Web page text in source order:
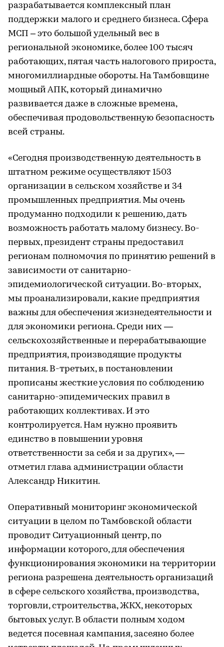
разрабатывается комплексный план
поддержки малого и среднего бизнеса. Сфера
МСП – это большой удельный вес в
региональной экономике, более 100 тысяч
работающих, пятая часть налогового прироста,
многомиллиардные обороты. На Тамбовщине
мощный АПК, который динамично
развивается даже в сложные времена,
обеспечивая продовольственную безопасность
всей страны.
«Сегодня производственную деятельность в
штатном режиме осуществляют 1503
организации в сельском хозяйстве и 34
промышленных предприятия. Мы очень
продуманно подходили к решению, дать
возможность работать малому бизнесу. Во-
первых, президент страны предоставил
регионам полномочия по принятию решений в
зависимости от санитарно-
эпидемиологической ситуации. Во-вторых,
мы проанализировали, какие предприятия
важны для обеспечения жизнедеятельности и
для экономики региона. Среди них —
сельскохозяйственные и перерабатывающие
предприятия, производящие продукты
питания. В-третьих, в постановлении
прописаны жесткие условия по соблюдению
санитарно-эпидемических правил в
работающих коллективах. И это
контролируется. Нам нужно проявить
единство в повышении уровня
ответственности за себя и за других», —
отметил глава администрации области
Александр Никитин.
Оперативный мониторинг экономической
ситуации в целом по Тамбовской области
проводит Ситуационный центр, по
информации которого, для обеспечения
функционирования экономики на территории
региона разрешена деятельность организаций
в сфере сельского хозяйства, производства,
торговли, строительства, ЖКХ, некоторых
бытовых услуг. В области полным ходом
ведется посевная кампания, засеяно более